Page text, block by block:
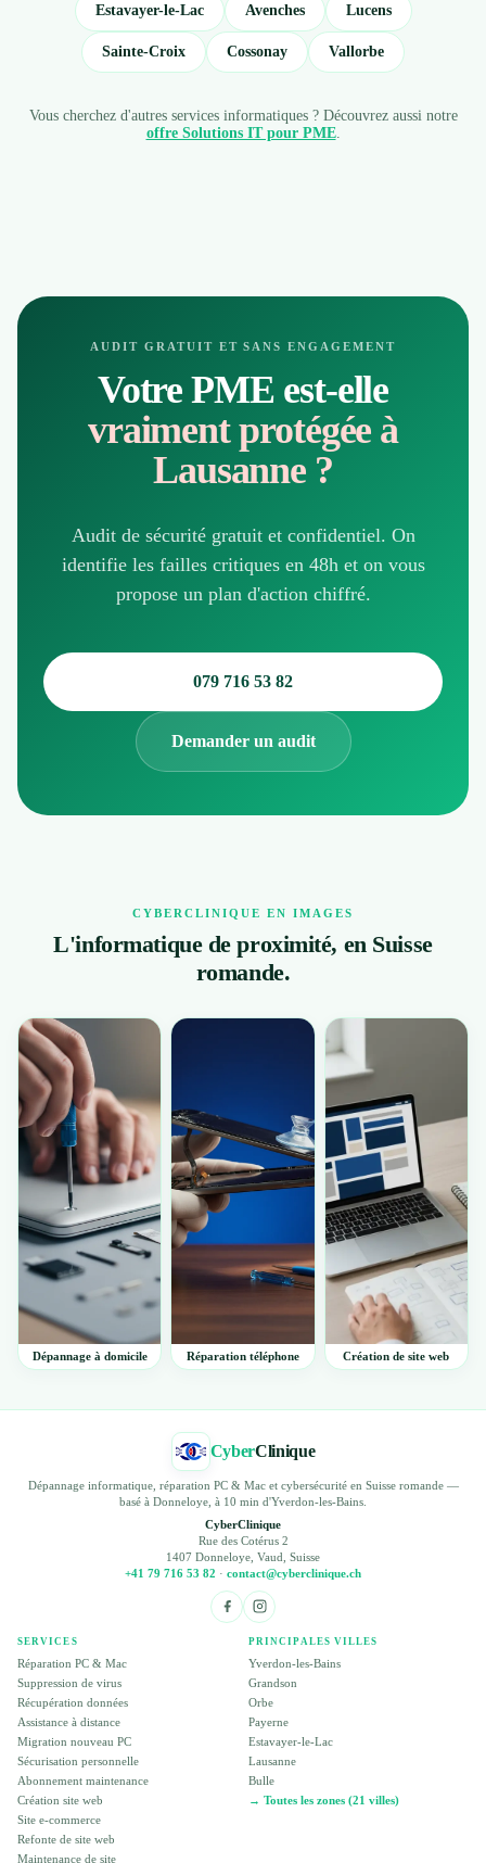
Estavayer-le-Lac Avenches Lucens
Sainte-Croix Cossonay Vallorbe
Vous cherchez d'autres services informatiques ? Découvrez aussi notre
offre Solutions IT pour PME.
AUDIT GRATUIT ET SANS ENGAGEMENT
Votre PME est-elle
vraiment protégée à
Lausanne ?
Audit de sécurité gratuit et confidentiel. On
identifie les failles critiques en 48h et on vous
propose un plan d'action chiffré.
079 716 53 82
Demander un audit
CYBERCLINIQUE EN IMAGES
L'informatique de proximité, en Suisse
romande.
Dépannage à domicile Réparation téléphone Création de site web
CyberClinique
Dépannage informatique, réparation PC & Mac et cybersécurité en Suisse romande —
basé à Donneloye, à 10 min d'Yverdon-les-Bains.
CyberClinique
Rue des Cotérus 2
1407 Donneloye, Vaud, Suisse
+41 79 716 53 82 · contact@cyberclinique.ch
SERVICES
Réparation PC & Mac
Suppression de virus
Récupération données
Assistance à distance
Migration nouveau PC
Sécurisation personnelle
Abonnement maintenance
Création site web
Site e-commerce
Refonte de site web
Maintenance de site
PRINCIPALES VILLES
Yverdon-les-Bains
Grandson
Orbe
Payerne
Estavayer-le-Lac
Lausanne
Bulle
→ Toutes les zones (21 villes)